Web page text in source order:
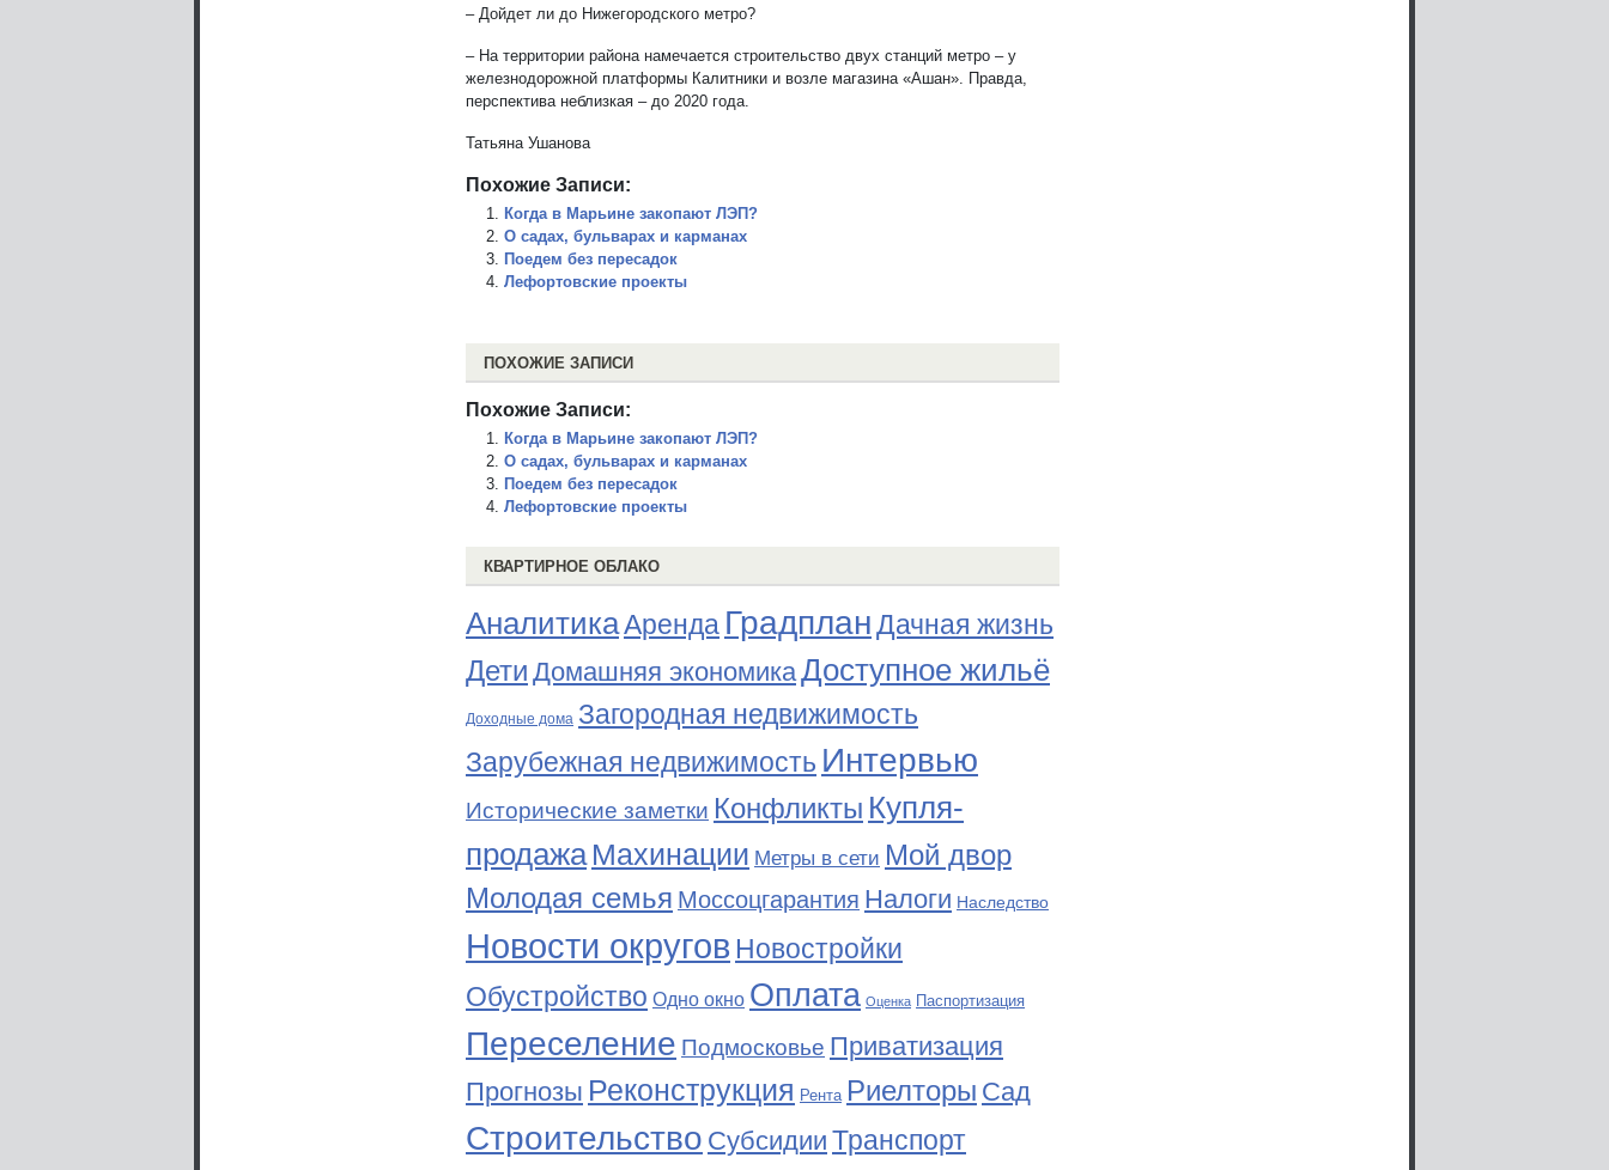
– Дойдет ли до Нижегородского метро?
– На территории района намечается строительство двух станций метро – у
железнодорожной платформы Калитники и возле магазина «Ашан». Правда,
перспектива неблизкая – до 2020 года.
Татьяна Ушанова
Похожие Записи:
Когда в Марьине закопают ЛЭП?
О садах, бульварах и карманах
Поедем без пересадок
Лефортовские проекты
ПОХОЖИЕ ЗАПИСИ
Похожие Записи:
Когда в Марьине закопают ЛЭП?
О садах, бульварах и карманах
Поедем без пересадок
Лефортовские проекты
КВАРТИРНОЕ ОБЛАКО
АналитикаАренда ГрадпланДачная жизнь
Дети Домашняя экономикаДоступное жильё
Доходные дома Загородная недвижимость
Зарубежная недвижимость Интервью
Исторические заметки Конфликты Купля-
продажа Махинации Метры в сети Мой двор
Молодая семья Моссоцгарантия Налоги Наследство
Новости округов Новостройки
Обустройство Одно окно Оплата Оценка Паспортизация
Переселение Подмосковье Приватизация
Прогнозы Реконструкция Рента Риелторы Сад
Строительство Субсидии Транспорт